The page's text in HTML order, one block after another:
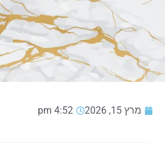
מרץ 15, 2026 4:52 pm